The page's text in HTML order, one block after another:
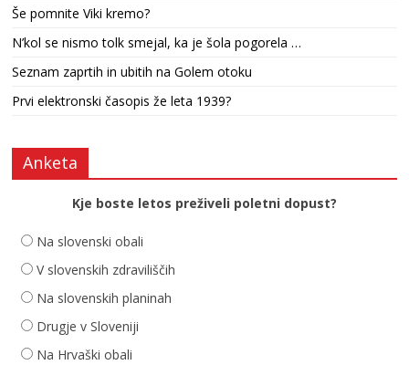
Še pomnite Viki kremo?
N’kol se nismo tolk smejal, ka je šola pogorela …
Seznam zaprtih in ubitih na Golem otoku
Prvi elektronski časopis že leta 1939?
Anketa
Kje boste letos preživeli poletni dopust?
Na slovenski obali
V slovenskih zdraviliščih
Na slovenskih planinah
Drugje v Sloveniji
Na Hrvaški obali